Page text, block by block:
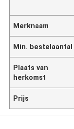
Merknaam
Min. bestelaantal
Plaats van
herkomst
Prijs